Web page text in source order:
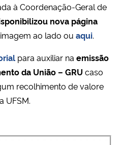
à Coordenação-Geral de
nova página
ao lado ou aqui.
para auxiliar na emissão
da União – GRU caso
recolhimento de valore
UFSM.